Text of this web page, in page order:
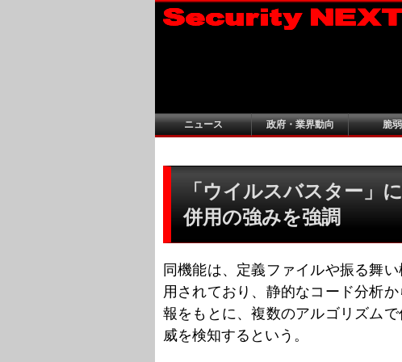
ニュース 政府・業界動向 脆
「ウイルスバスター」
併用の強みを強調
同機能は、定義ファイルや振る舞
用されており、静的なコード分析
報をもとに、複数のアルゴリズム
威を検知するという。